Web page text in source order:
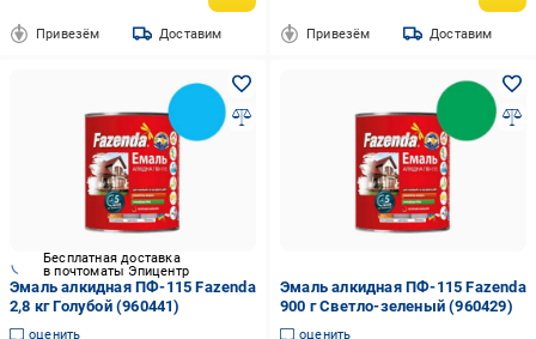
Привезём Доставим Привезём Доставим
Бесплатная доставка
в почтоматы Эпицентр
Эмаль алкидная ПФ-115 Fazenda
2,8 кг Голубой (960441)
оценить
Эмаль алкидная ПФ-115 Fazenda
900 г Светло-зеленый (960429)
оценить